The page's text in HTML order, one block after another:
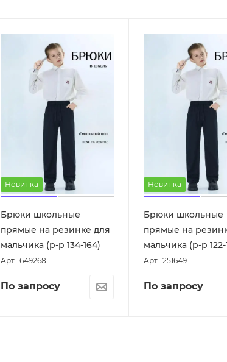
Новинка
Брюки школьные
прямые на резинке для
мальчика (р-р 134-164)
Арт.: 649268
По запросу
Новинка
Брюки школьные
прямые на
мальчика (р-р 122-
Арт.: 251649
По запросу